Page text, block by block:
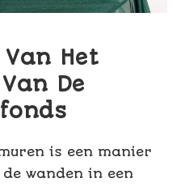
Het
De
is een manier
wanden in een